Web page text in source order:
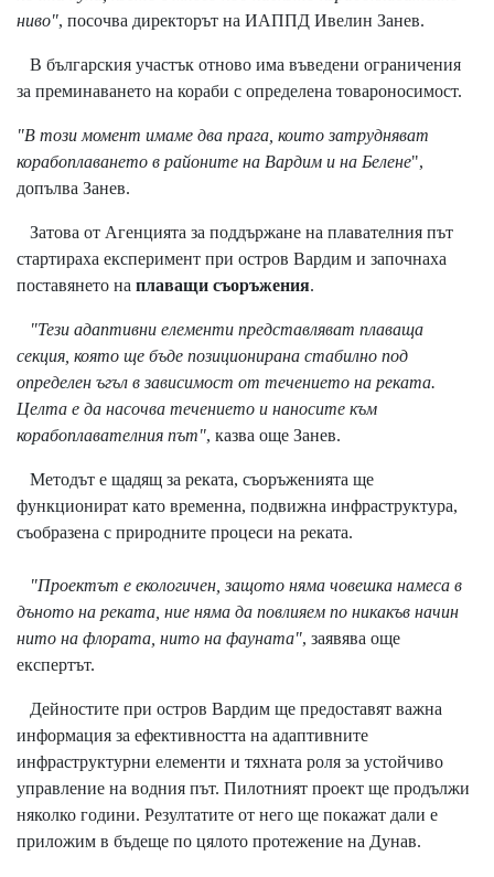
ниво", посочва директорът на ИАППД Ивелин Занев.
В българския участък отново има въведени ограничения
за преминаването на кораби с определена товароносимост.
"В този момент имаме два прага, които затрудняват
корабоплаването в районите на Вардим и на Белене",
допълва Занев.
Затова от Агенцията за поддържане на плавателния път
стартираха експеримент при остров Вардим и започнаха
поставянето на плаващи съоръжения.
"Тези адаптивни елементи представляват плаваща
секция, която ще бъде позиционирана стабилно под
определен ъгъл в зависимост от течението на реката.
Целта е да насочва течението и наносите към
корабоплавателния път", казва още Занев.
Методът е щадящ за реката, съоръженията ще
функционират като временна, подвижна инфраструктура,
съобразена с природните процеси на реката.
"Проектът е екологичен, защото няма човешка намеса в
дъното на реката, ние няма да повлияем по никакъв начин
нито на флората, нито на фауната", заявява още
експертът.
Дейностите при остров Вардим ще предоставят важна
информация за ефективността на адаптивните
инфраструктурни елементи и тяхната роля за устойчиво
управление на водния път. Пилотният проект ще продължи
няколко години. Резултатите от него ще покажат дали е
приложим в бъдеще по цялото протежение на Дунав.